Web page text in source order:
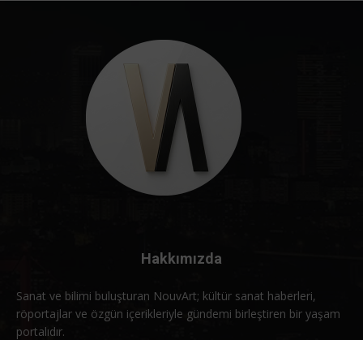
Hakkımızda
Sanat ve bilimi buluşturan NouvArt; kültür sanat haberleri,
röportajlar ve özgün içerikleriyle gündemi birleştiren bir yaşam
portalıdır.